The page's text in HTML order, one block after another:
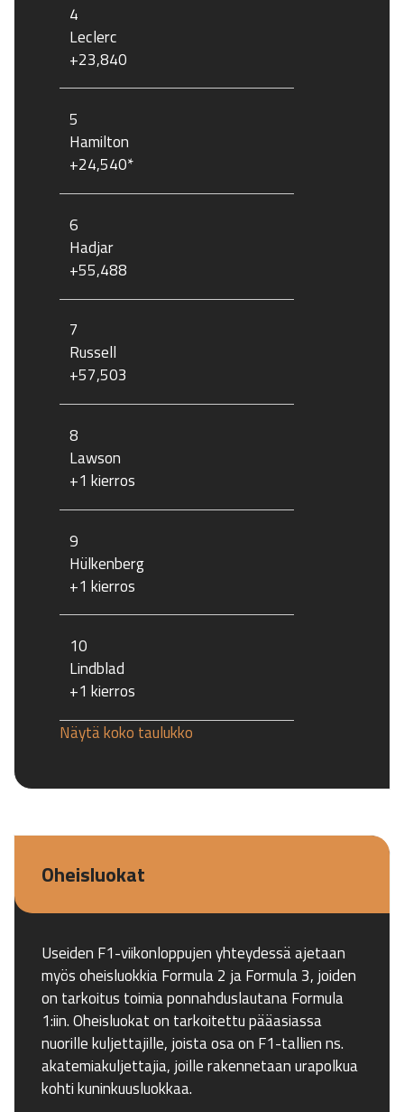
4
Leclerc
+23,840
5
Hamilton
+24,540*
6
Hadjar
+55,488
7
Russell
+57,503
8
Lawson
+1 kierros
9
Hülkenberg
+1 kierros
10
Lindblad
+1 kierros
Näytä koko taulukko
Oheisluokat
Useiden F1-viikonloppujen yhteydessä ajetaan
myös oheisluokkia Formula 2 ja Formula 3, joiden
on tarkoitus toimia ponnahduslautana Formula
1:iin. Oheisluokat on tarkoitettu pääasiassa
nuorille kuljettajille, joista osa on F1-tallien ns.
akatemiakuljettajia, joille rakennetaan urapolkua
kohti kuninkuusluokkaa.